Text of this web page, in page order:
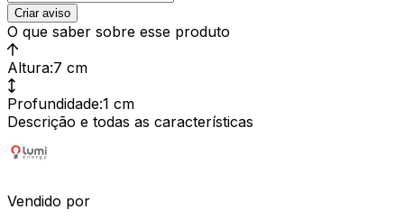
Criar aviso
O que saber sobre esse produto
Altura:7 cm
Profundidade:1 cm
Descrição e todas as características
Vendido por